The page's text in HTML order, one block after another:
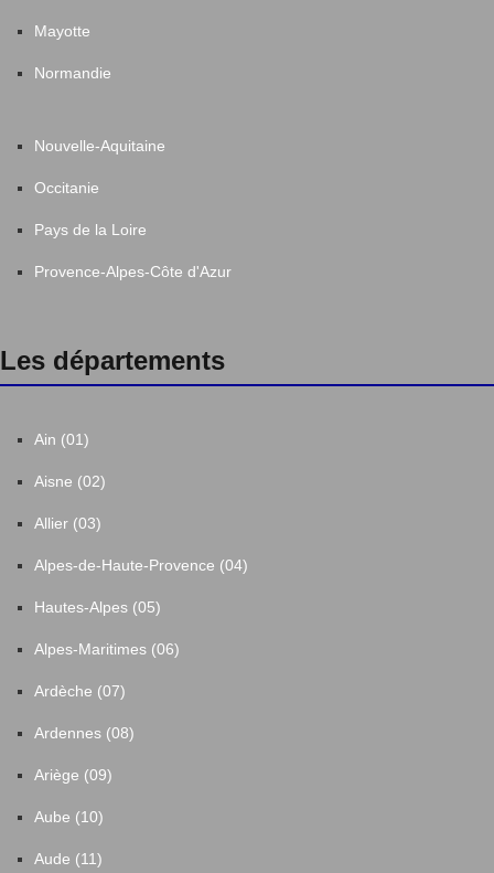
Mayotte
Normandie
Nouvelle-Aquitaine
Occitanie
Pays de la Loire
Provence-Alpes-Côte d'Azur
Les départements
Ain (01)
Aisne (02)
Allier (03)
Alpes-de-Haute-Provence (04)
Hautes-Alpes (05)
Alpes-Maritimes (06)
Ardèche (07)
Ardennes (08)
Ariège (09)
Aube (10)
Aude (11)